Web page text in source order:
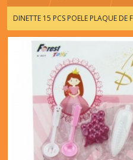
DINETTE 15 PCS POELE PLAQUE DE
imitation